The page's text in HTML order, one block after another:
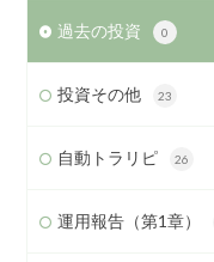
過去の投資 0
投資その他 23
自動トラリピ 26
運用報告（第1章）